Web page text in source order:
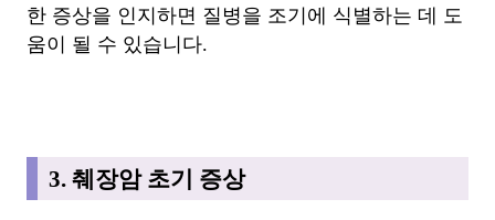
한 증상을 인지하면 질병을 조기에 식별하는 데 도
움이 될 수 있습니다.
3. 췌장암 초기 증상